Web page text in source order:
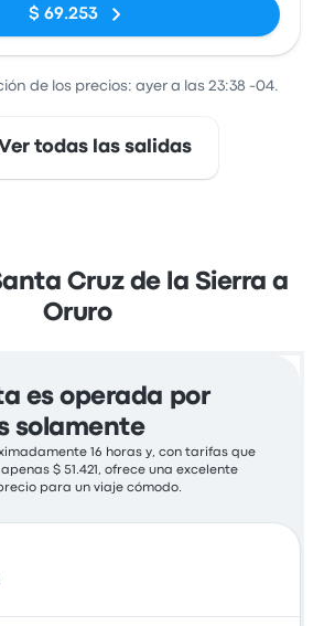
$ 69.253
de los precios: ayer a las 23:38 -04.
Ver todas las salidas
Cruz de la Sierra a
Oruro
es operada por
solamente
16 horas y, con tarifas que
$ 51.421, ofrece una excelente
para un viaje cómodo.